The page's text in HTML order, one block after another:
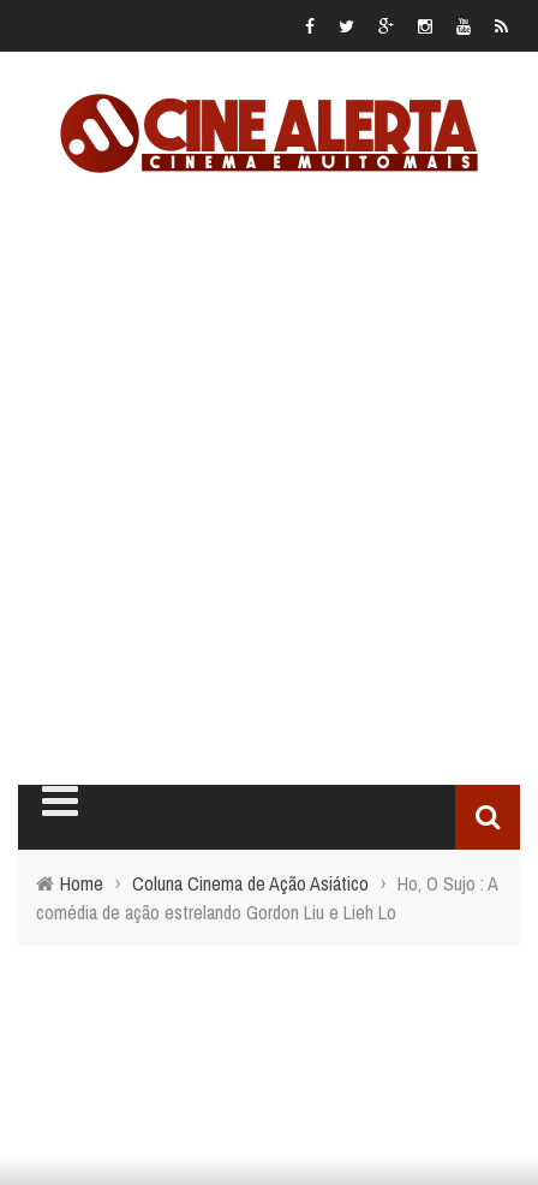
Home › Coluna Cinema de Ação Asiático › Ho, O Sujo : A
comédia de ação estrelando Gordon Liu e Lieh Lo